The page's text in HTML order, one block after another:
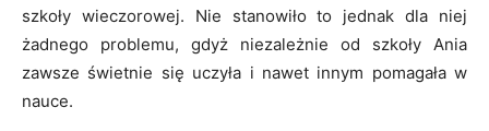
szkoły wieczorowej. Nie stanowiło to jednak dla niej
żadnego problemu, gdyż niezależnie od szkoły Ania
zawsze świetnie się uczyła i nawet innym pomagała w
nauce.